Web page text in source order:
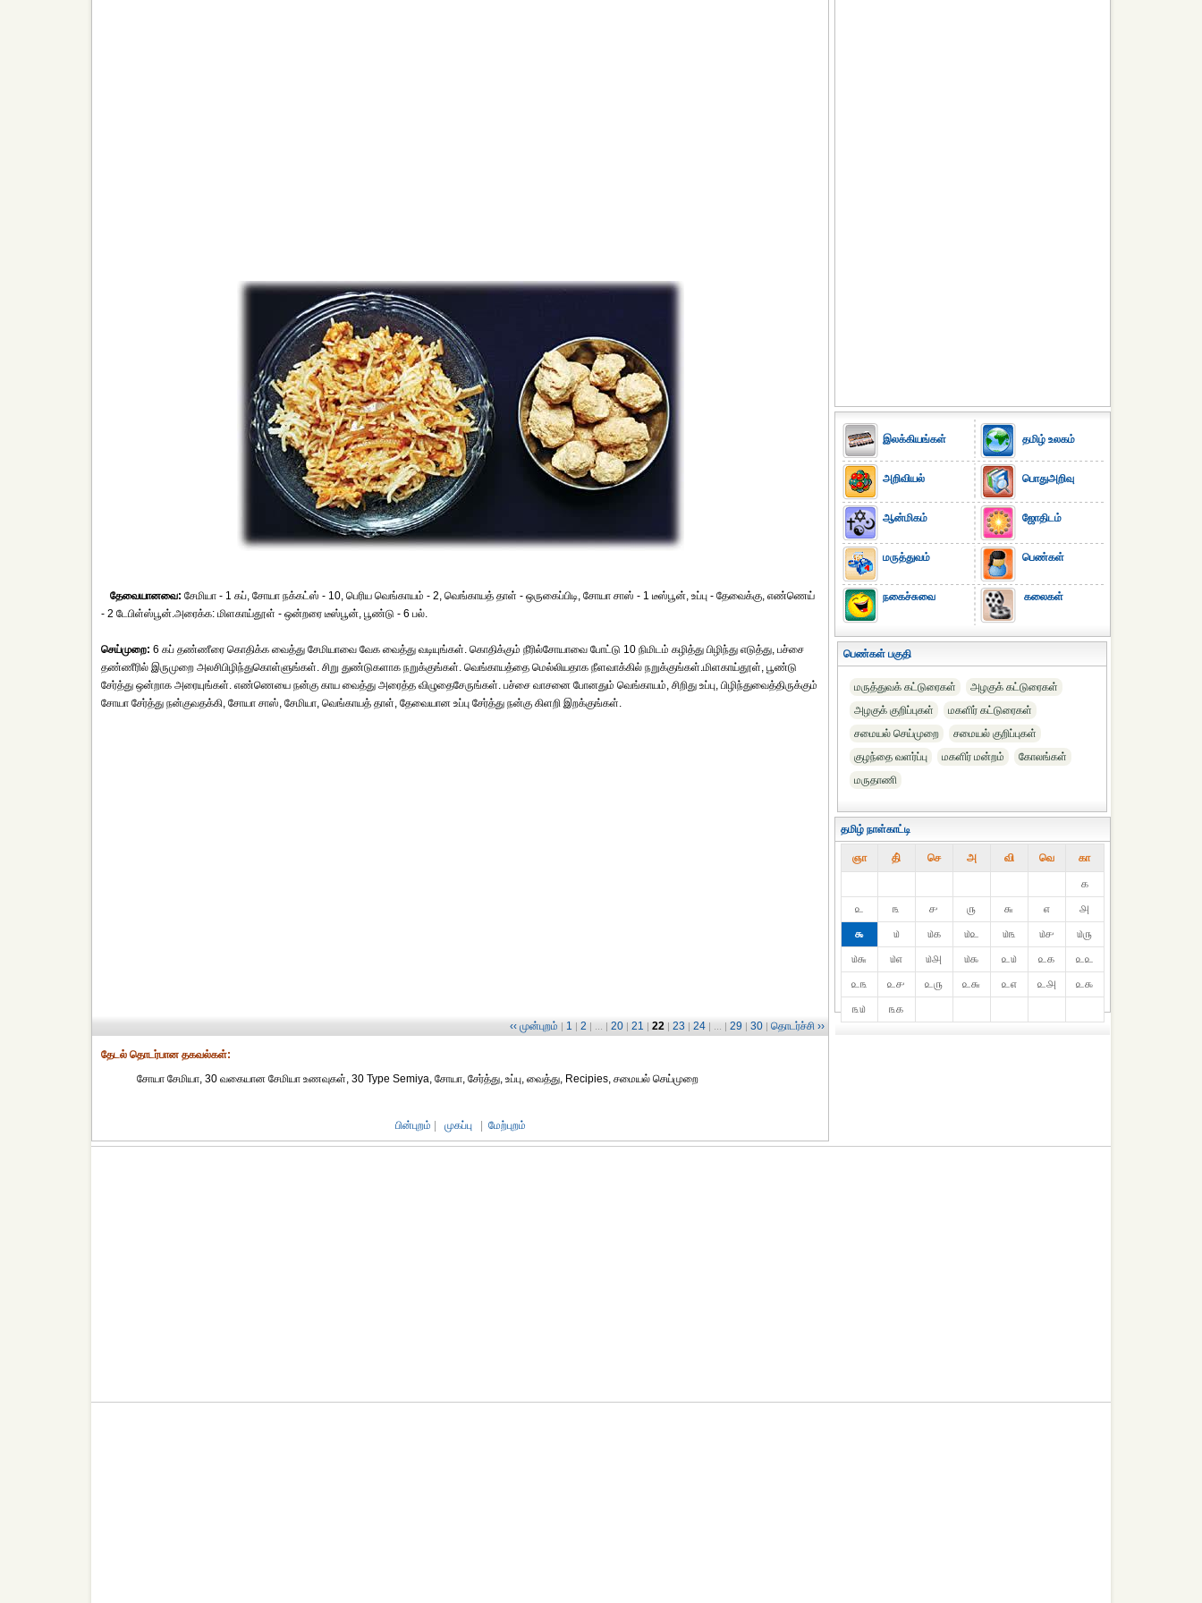
தேவையானவை: சேமியா - 1 கப், சோயா நக்கட்ஸ் - 10, பெரிய வெங்காயம் - 2, வெங்காயத் தாள் - ஒருகைப்பிடி, சோயா சாஸ் - 1 டீஸ்பூன், உப்பு - தேவைக்கு, எண்ணெய்
- 2 டேபிள்ஸ்பூன்.அரைக்க: மிளகாய்தூள் - ஒன்றரை டீஸ்பூன், பூண்டு - 6 பல்.
செய்முறை: 6 கப் தண்ணீரை கொதிக்க வைத்து சேமியாவை வேக வைத்து வடியுங்கள். கொதிக்கும் நீரில்சோயாவை போட்டு 10 நிமிடம் கழித்து பிழிந்து எடுத்து, பச்சை
தண்ணீரில் இருமுறை அலசிபிழிந்துகொள்ளுங்கள். சிறு துண்டுகளாக நறுக்குங்கள். வெங்காயத்தை மெல்லியதாக நீளவாக்கில் நறுக்குங்கள்.மிளகாய்தூள், பூண்டு
சேர்த்து ஒன்றாக அரையுங்கள். எண்ணெயை நன்கு காய வைத்து அரைத்த விழுதைசேருங்கள். பச்சை வாசனை போனதும் வெங்காயம், சிறிது உப்பு, பிழிந்துவைத்திருக்கும்
சோயா சேர்த்து நன்குவதக்கி, சோயா சாஸ், சேமியா, வெங்காயத் தாள், தேவையான உப்பு சேர்த்து நன்கு கிளறி இறக்குங்கள்.
‹‹ முன்புறம் | 1 | 2 | ... | 20 | 21 | 22 | 23 | 24 | ... | 29 | 30 | தொடர்ச்சி ››
தேட‌ல் தொட‌ர்பான தகவ‌ல்க‌ள்:
சோயா சேமியா, 30 வகையான சேமியா உணவுகள், 30 Type Semiya, சோயா, சேர்த்து, உப்பு, வைத்து, Recipies, சமையல் செய்முறை
பின்புறம் முகப்பு மேற்புறம்
இலக்கியங்கள்
அறிவியல்
ஆன்மிகம்
மருத்துவம்
நகைச்சுவை
தமிழ் உலகம்
பொதுஅறிவு
ஜோதிடம்
பெண்கள்
கலைகள்
பெண்கள் பகுதி
மருத்துவக் கட்டுரைகள்
அழகுக் கட்டுரைகள்
அழகுக் குறிப்புகள்
மகளிர் கட்டுரைகள்
சமையல் செய்முறை
சமையல் குறிப்புகள்
குழந்தை வளர்ப்பு
மகளிர் மன்றம்
கோலங்கள்
மருதாணி
தமிழ் நாள்காட்டி
ஞா தி் செ அ வி வெ கா
௧
௨
௩ ௪ ௫ ௬ ௭
௮
௯
௰ ௰௧ ௰௨ ௰௩ ௰௪
௰௫
௰௬
௰௭ ௰௮ ௰௯ ௨௰ ௨௧
௨௨
௨௩
௨௪ ௨௫ ௨௬ ௨௭ ௨௮
௨௯
௩௰
௩௧